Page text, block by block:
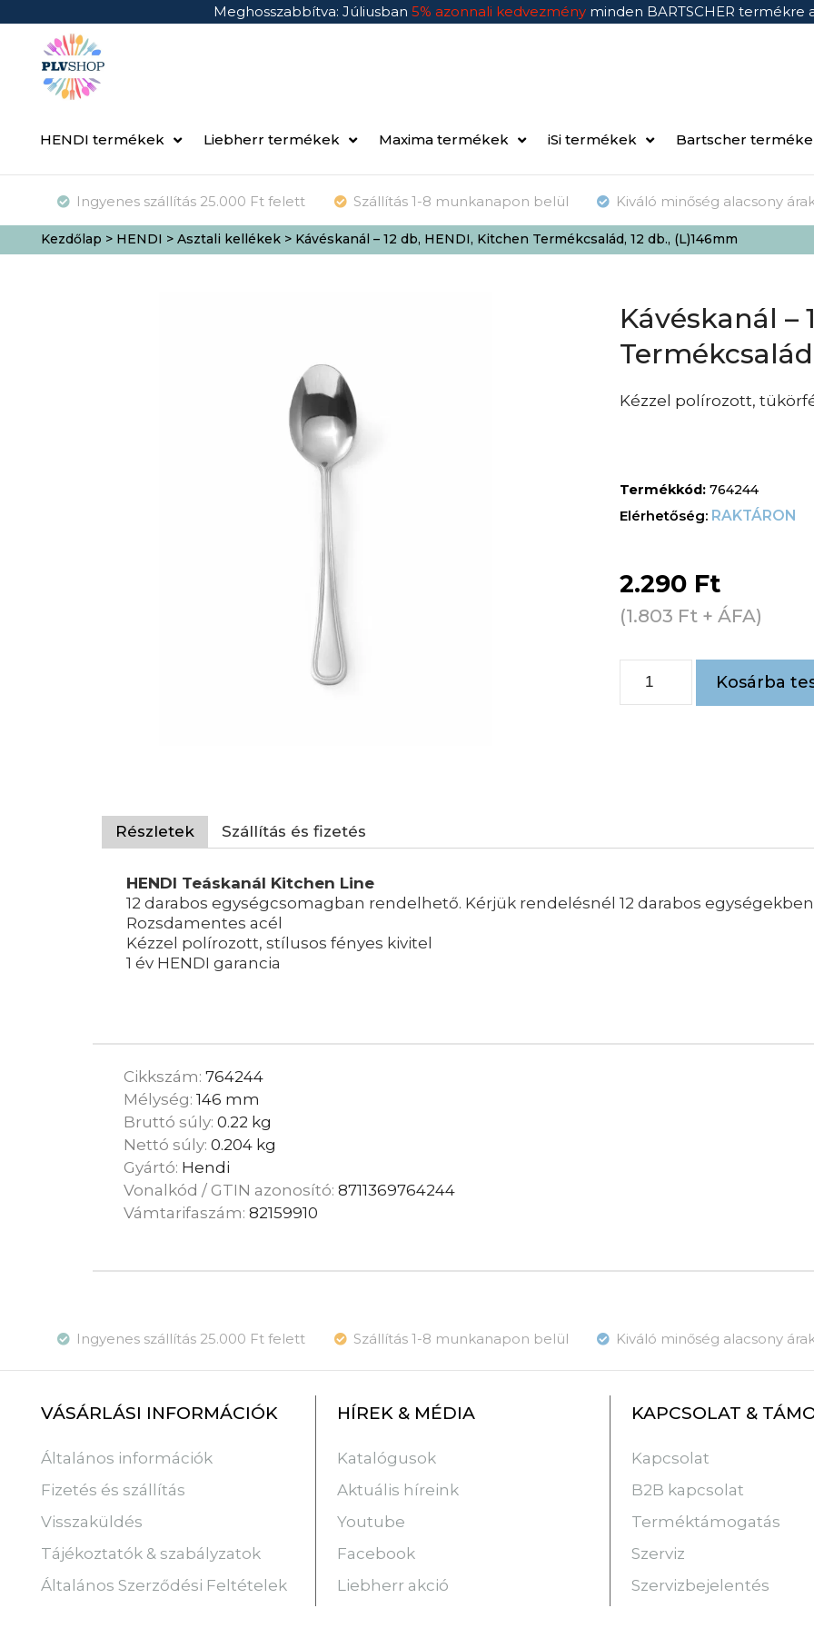
Meghosszabbítva: Júliusban 5% azonnali kedvezmény minden BARTSCHER termékre
HENDI termékek Liebherr termékek Maxima termékek iSi termékek Bartscher
Ingyenes szállítás 25.000 Ft felett Szállítás 1-8 munkanapon belül Kiváló minőség alacsony
Kezdőlap > HENDI > Asztali kellékek> Kávéskanál – 12 db, HENDI, Kitchen Termékcsalád, 12 db., (L)146mm
Kávéskanál –
Kézzel polírozott,
Termékkód: 764244
RAKTÁRON
2.290 Ft
(1.803 Ft + ÁFA)
Kosárba
Részletek Szállítás és fizetés
HENDI Teáskanál Kitchen Line
12 darabos egységcsomagban rendelhető. Kérjük rendelésnél 12 darabos
Rozsdamentes acél
Kézzel polírozott, stílusos fényes kivitel
1 év HENDI garancia
Cikkszám:764244
Mélység:146 mm
Bruttó súly:0.22 kg
Nettó súly:0.204 kg
Gyártó: Hendi
Vonalkód / GTIN azonosító:8711369764244
Vámtarifaszám:82159910
Ingyenes szállítás 25.000 Ft felett Szállítás 1-8 munkanapon belül Kiváló minőség alacsony
VÁSÁRLÁSI INFORMÁCIÓK
Általános információk
Fizetés és szállítás
Visszaküldés
Tájékoztatók & szabályzatok
Általános Szerződési Feltételek
HÍREK & MÉDIA
Katalógusok
Aktuális híreink
Youtube
Facebook
Liebherr akció
KAPCSOLAT &
Kapcsolat
B2B kapcsolat
Terméktámogatás
Szerviz
Szervizbejelentés